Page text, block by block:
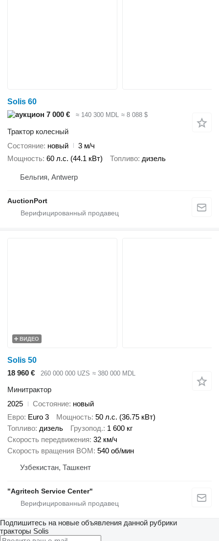
Solis 60
7 000 €
≈ 140 300 MDL ≈ 8 088 $
Трактор колесный
Состояние новый
3 м/ч
Мощность 60 л.с. (44.1 кВт) Топливо дизель
Бельгия, Antwerp
AuctionPort
ВИДЕО
Solis 50
18 960 €
260 000 000 UZS ≈ 380 000 MDL
Минитрактор
2025
Состояние новый
Евро Euro 3 Мощность 50 л.с. (36.75 кВт)
Топливо дизель Грузопод. 1 600 кг
Скорость передвижения 32 км/ч
Скорость вращения ВОМ 540 об/мин
Узбекистан, Ташкент
"Agritech Service Center"
Подпишитесь на новые объявления данной рубрики
тракторы Solis